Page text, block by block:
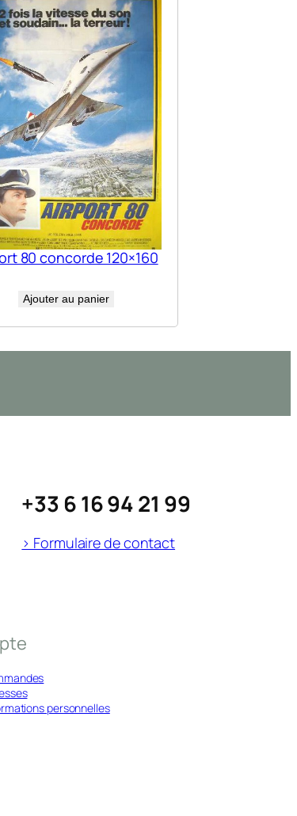
80 concorde 120×160
Ajouter au panier
+33 6 16 94 21 99
> Formulaire de contact
personnelles